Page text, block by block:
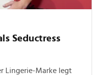
Seductress
Lingerie-Marke legt